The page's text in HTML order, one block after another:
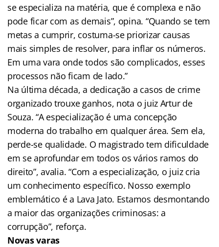
se especializa na matéria, que é complexa e não
pode ficar com as demais”, opina. “Quando se tem
metas a cumprir, costuma-se priorizar causas
mais simples de resolver, para inflar os números.
Em uma vara onde todos são complicados, esses
processos não ficam de lado.”
Na última década, a dedicação a casos de crime
organizado trouxe ganhos, nota o juiz Artur de
Souza. “A especialização é uma concepção
moderna do trabalho em qualquer área. Sem ela,
perde-se qualidade. O magistrado tem dificuldade
em se aprofundar em todos os vários ramos do
direito”, avalia. “Com a especialização, o juiz cria
um conhecimento específico. Nosso exemplo
emblemático é a Lava Jato. Estamos desmontando
a maior das organizações criminosas: a
corrupção”, reforça.
Novas varas